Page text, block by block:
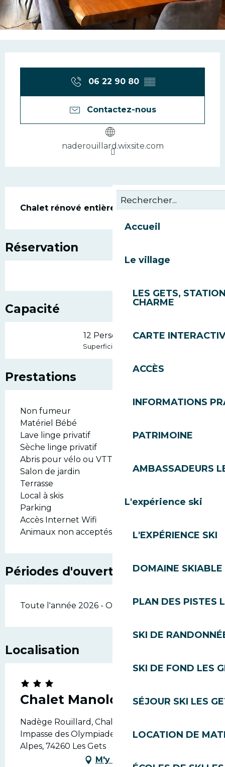
Accueil
Le village
LES GETS,
CHARME
CARTE
ACCÈS
INFORMATIONS
PATRIMOINE
AMBASSADEURS
L'expérience ski
L'EXPÉRIENCE SKI
DOMAINE SKIABLE
PLAN DES PISTES
SKI DE
SKI DE FOND LES
SÉJOUR SKI LES
LOCATION DE
Ouverture et
06 22 90 80 ▒▒
Contactez-nous
naderouillard.wixsite.com
Description
Chalet rénové entièrement.
Réservation
Capacité
12 Personne(s)
Superficie : 120 m
Prestations
Non fumeur
Matériel Bébé
Lave linge privatif
Sèche linge privatif
Abris pour vélo ou VTT
Salon de jardin
Terrasse
Local à skis
Parking
Accès Internet Wifi
Animaux non acceptés
Périodes d'ouverture
Toute l'année 2026 - Ouvert tous les jours
Localisation
Chalet Manolou
Nadège Rouillard, Chalet Manolou, 113
Impasse des Olympiades Route des Grandes
Alpes, 74260 Les Gets
M'y rendre